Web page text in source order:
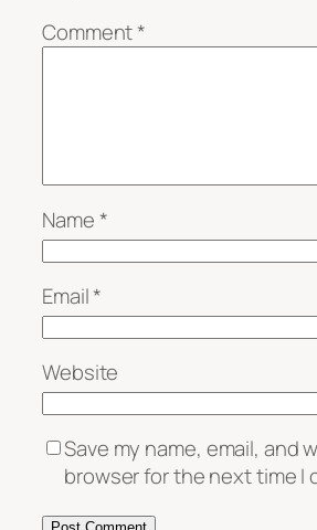
Comment*
Name*
Email*
Website
Save my name, email, and
browser for the next time I